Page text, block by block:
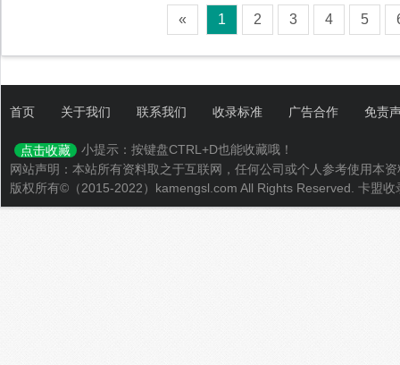
« 1 2 3 4 5
首页 关于我们 联系我们 收录标准 广告合作 免责
点击收藏
小提示：按键盘CTRL+D也能收藏哦！
网站声明：本站所有资料取之于互联网，任何公司或个人参考使用本
版权所有©（2015-2022）kamengsl.com All Rights Reserved. 卡盟收